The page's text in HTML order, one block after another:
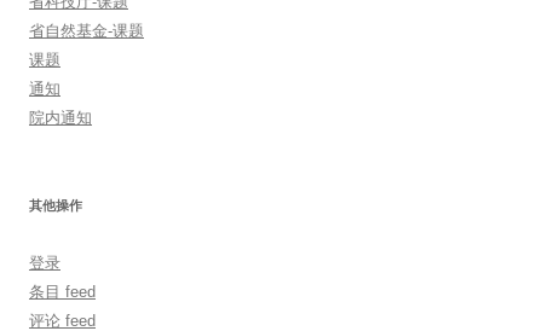
省自然基金-课题
课题
通知
院内通知
其他操作
登录
条目 feed
评论 feed